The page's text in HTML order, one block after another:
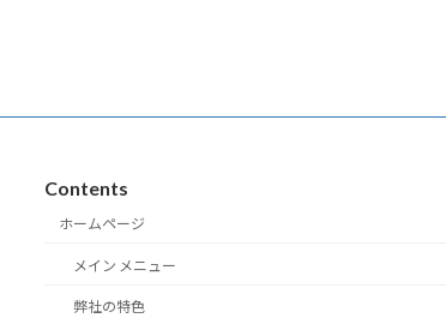
Contents
ホームページ
メイン メニュー
弊社の特色